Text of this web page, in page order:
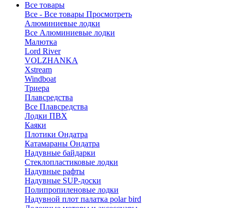
Все товары
Все - Все товары Просмотреть
Алюминиевые лодки
Все Алюминиевые лодки
Малютка
Lord River
VOLZHANKA
Xstream
Windboat
Триера
Плавсредства
Все Плавсредства
Лодки ПВХ
Каяки
Плотики Ондатра
Катамараны Ондатра
Надувные байдарки
Стеклопластиковые лодки
Надувные рафты
Надувные SUP-доски
Полипропиленовые лодки
Надувной плот палатка polar bird